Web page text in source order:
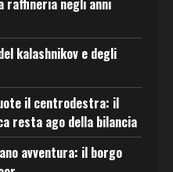
raffineria negli anni
kalashnikov e degli
il centrodestra: il
resta ago della bilancia
avventura: il borgo